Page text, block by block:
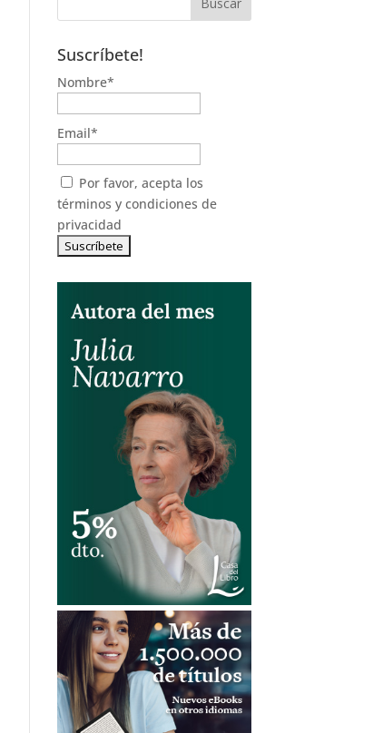
Suscríbete!
Nombre*
Email*
Por favor, acepta los
términos y condiciones de
privacidad